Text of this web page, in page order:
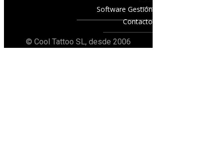
Software Gestión
Contacto
© Cool Tattoo SL, desde 2006